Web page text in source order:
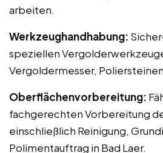
arbeiten.
Werkzeughandhabung:
speziellen
Vergoldermesser,
Oberflächenvorbereitung:
fachgerechten Vorbereitung
einschließlich Reinigung,
Polimentauftrag in Bad Laer.